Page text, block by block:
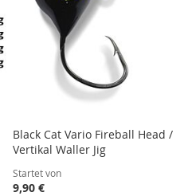
Black Cat Vario Fireball Head /
Vertikal Waller Jig
Startet von
9,90 €